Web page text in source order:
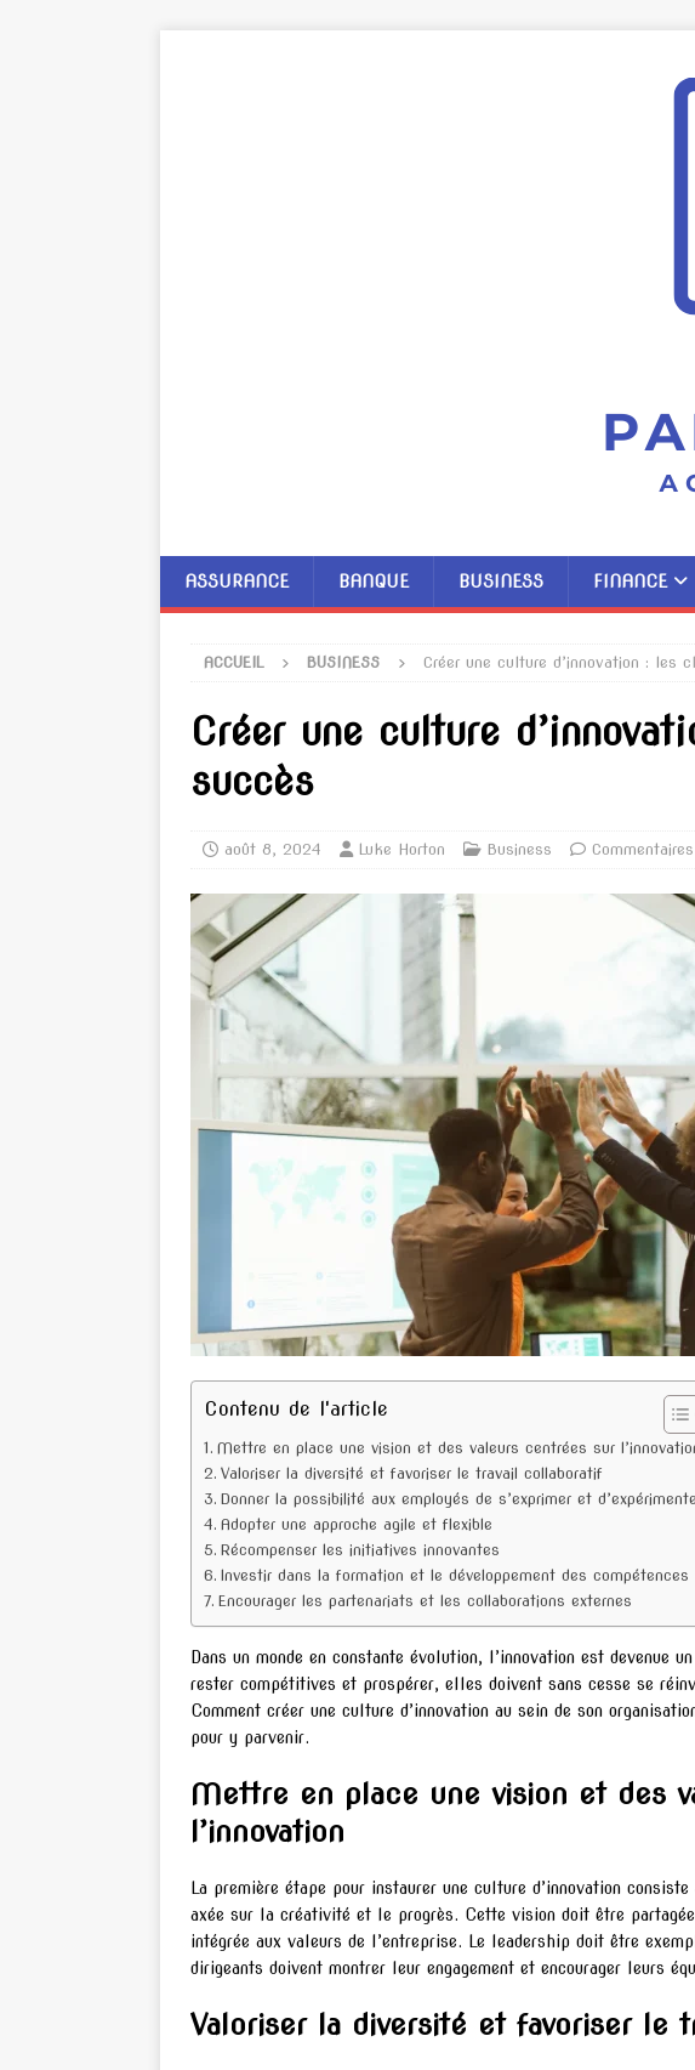
ASSURANCE BANQUE BUSINESS FINANCE
ACCUEIL BUSINESS Créer une culture d’innovation : les
Créer une culture
succès
août 8, 2024 Luke Horton Business
Contenu de l'article
Mettre en place une vision et des valeurs centrées sur
Valoriser la diversité et favoriser le travail collaboratif
Donner la possibilité aux employés de s’exprimer et
Adopter une approche agile et flexible
Récompenser les initiatives innovantes
Investir dans la formation et le développement des compétences
Encourager les partenariats et les collaborations externes
Dans un monde en constante évolution, l’innovation est devenue
rester compétitives et prospérer, elles doivent sans cesse se
Comment créer une culture d’innovation au sein de son
pour y parvenir.
Mettre en place une vision et des
l’innovation
La première étape pour instaurer une culture d’innovation
axée sur la créativité et le progrès. Cette vision doit être
intégrée aux valeurs de l’entreprise. Le leadership doit être
dirigeants doivent montrer leur engagement et encourager leurs
Valoriser la diversité et favoriser le